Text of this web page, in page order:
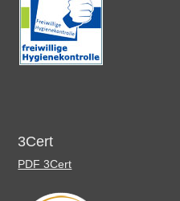
3Cert
PDF 3Cert